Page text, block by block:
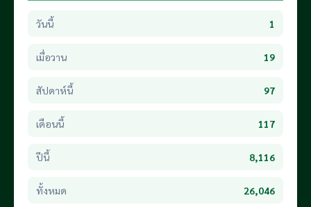
วันนี้ 1
เมื่อวาน 19
สัปดาห์นี้ 97
เดือนนี้ 117
ปีนี้ 8,116
ทั้งหมด 26,046